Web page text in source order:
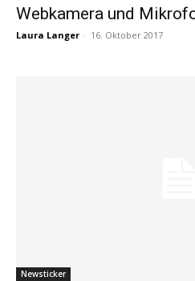
Webkamera und
Laura Langer - 16. Oktober 2017
Newsticker